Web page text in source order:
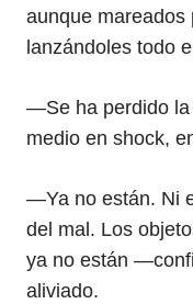
aunque mareados
lanzándoles todo
—Se ha perdido
medio en shock,
—Ya no están. Ni
del mal. Los
ya no están
aliviado.